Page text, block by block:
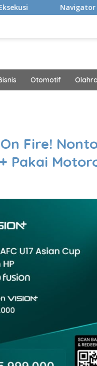
Infrastruktur
Otomotif
Fire!
Pakai